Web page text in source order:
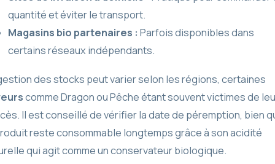
quantité et éviter le transport.
Magasins bio partenaires : Parfois disponibles dans
certains réseaux indépendants.
des stocks peut varier selon les régions, certaines
comme Dragon ou Pêche étant souvent victimes de
Il est conseillé de vérifier la date de péremption, bien
reste consommable longtemps grâce à son acidité
qui agit comme un conservateur biologique.